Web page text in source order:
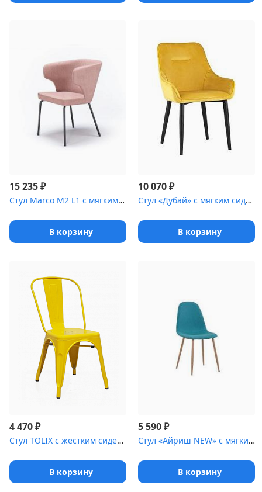
15 235₽
Стул Marco М2 L1 с мягким сиденьем [(окрашенный каркас)]
В корзину
10 070₽
Стул «Дубай» с мягким сиденьем [(ножки стальные)]
В корзину
4 470₽
Стул TOLIX с жестким сиденьем
В корзину
5 590₽
Стул «Айриш NEW» с мягким сиденьем [(стальной каркас)]
В корзину